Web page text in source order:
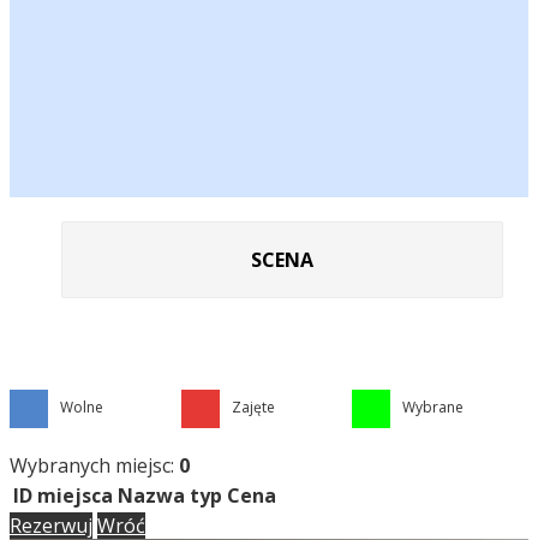
SCENA
Wolne Zajęte Wybrane
Wybranych miejsc: 0
ID miejsca Nazwa typ Cena
Rezerwuj Wróć